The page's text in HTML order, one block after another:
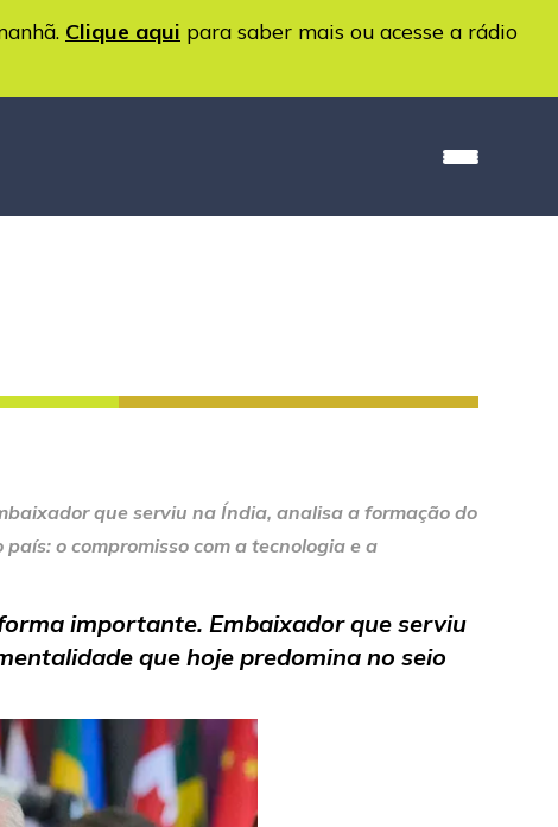
Clique aqui para saber mais ou acesse a rádio
que serviu na Índia, analisa a formação do
o compromisso com a tecnologia e a
importante. Embaixador que serviu
que hoje predomina no seio